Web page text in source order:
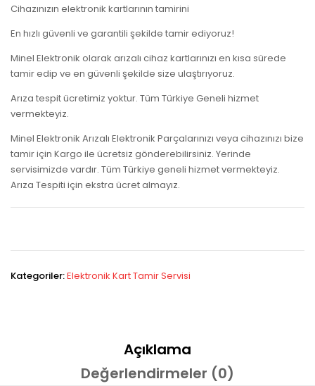
Cihazınızın elektronik kartlarının tamirini
En hızlı güvenli ve garantili şekilde tamir ediyoruz!
Minel Elektronik olarak arızalı cihaz kartlarınızı en kısa sürede
tamir edip ve en güvenli şekilde size ulaştırıyoruz.
Arıza tespit ücretimiz yoktur. Tüm Türkiye Geneli hizmet
vermekteyiz.
Minel Elektronik Arızalı Elektronik Parçalarınızı veya cihazınızı bize
tamir için Kargo ile ücretsiz gönderebilirsiniz. Yerinde
servisimizde vardır. Tüm Türkiye geneli hizmet vermekteyiz.
Arıza Tespiti için ekstra ücret almayız.
Kategoriler:Elektronik Kart Tamir Servisi
Açıklama
Değerlendirmeler (0)